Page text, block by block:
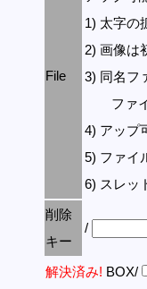
File
1) 太字の
2) 画像は
3) 同名フ
ファイ
4) アップ
5) ファイ
6) スレッ
削除
キー
/
解決済み! BOX/